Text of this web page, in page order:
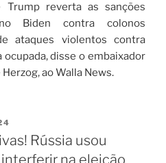
Trump reverta as sanções
Biden contra colonos
ataques violentos contra
disse o embaixador
ao Walla News.
Rússia usou
na eleição